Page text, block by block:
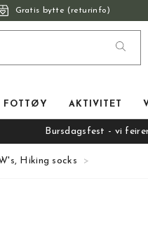
Gratis bytte (returinfo)
FOTTØY AKTIVITET
Bursdagsfest - vi
Hiking socks